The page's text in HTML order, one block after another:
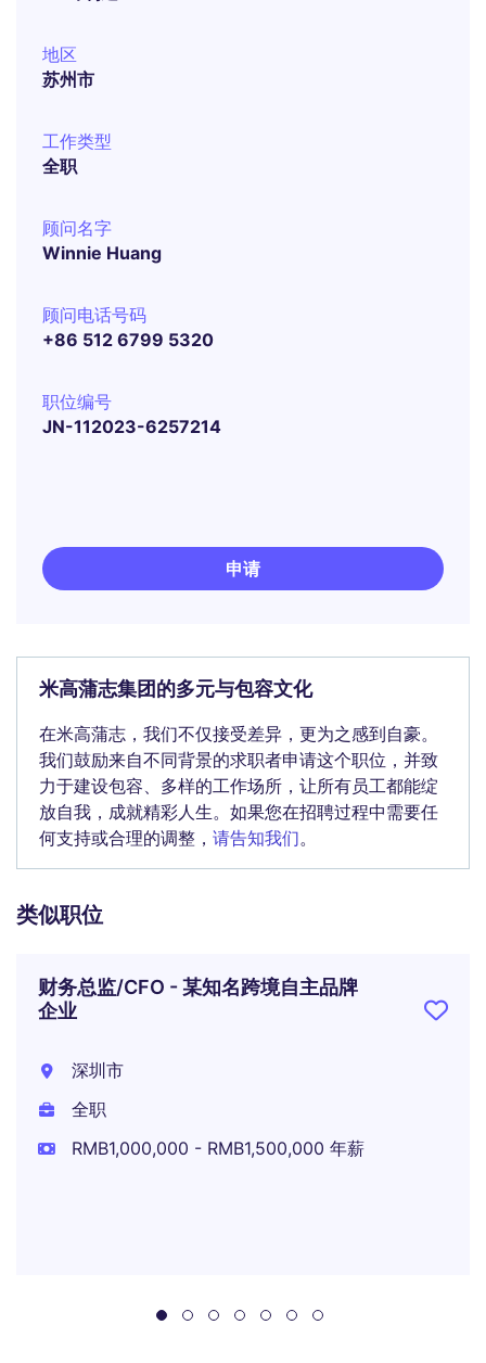
地区
苏州市
工作类型
全职
顾问名字
Winnie Huang
顾问电话号码
+86 512 6799 5320
职位编号
JN-112023-6257214
申请
米高蒲志集团的多元与包容文化
在米高蒲志，我们不仅接受差异，更为之感到自豪。
我们鼓励来自不同背景的求职者申请这个职位，并致
力于建设包容、多样的工作场所，让所有员工都能绽
放自我，成就精彩人生。如果您在招聘过程中需要任
何支持或合理的调整， 请告知我们。
类似职位
财务总监/CFO - 某知名跨境自主品牌
企业
深圳市
全职
RMB1,000,000 - RMB1,500,000 年薪